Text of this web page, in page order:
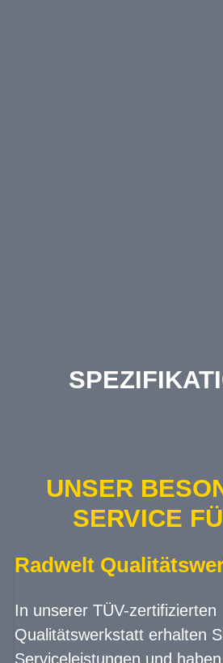
UNSER
SERVICE
Radwelt
In unserer TÜV-zertifizierten
Qualitätswerkstatt erhalten
Serviceleistungen und